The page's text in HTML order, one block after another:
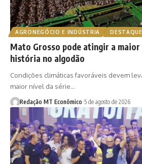
AGRONEGÓCIO E INDÚSTRIA
Mato Grosso pode atingir a
história no algodão
Condições climáticas favoráveis devem
maior nível da série…
Redação MT Econômico 5 de agosto de 2026